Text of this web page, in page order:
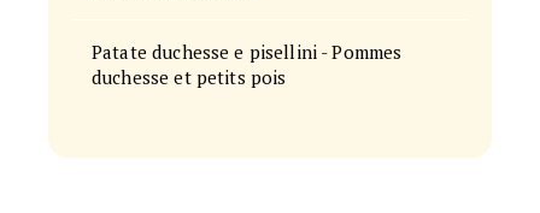
Patate duchesse e pisellini - Pommes
duchesse et petits pois